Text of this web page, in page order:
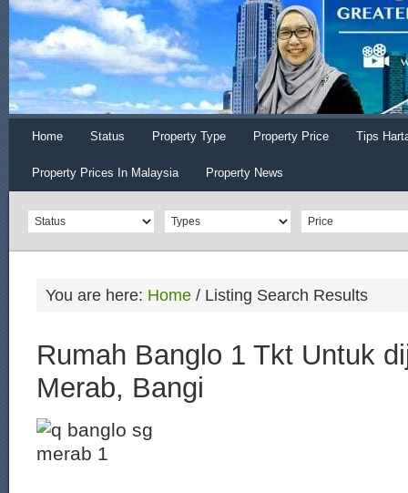
Home Status Property Type Property Price Tips
Property Prices In Malaysia Property News
You are here: Home / Listing Search Results
Rumah Banglo 1 Tkt Untuk
Merab, Bangi